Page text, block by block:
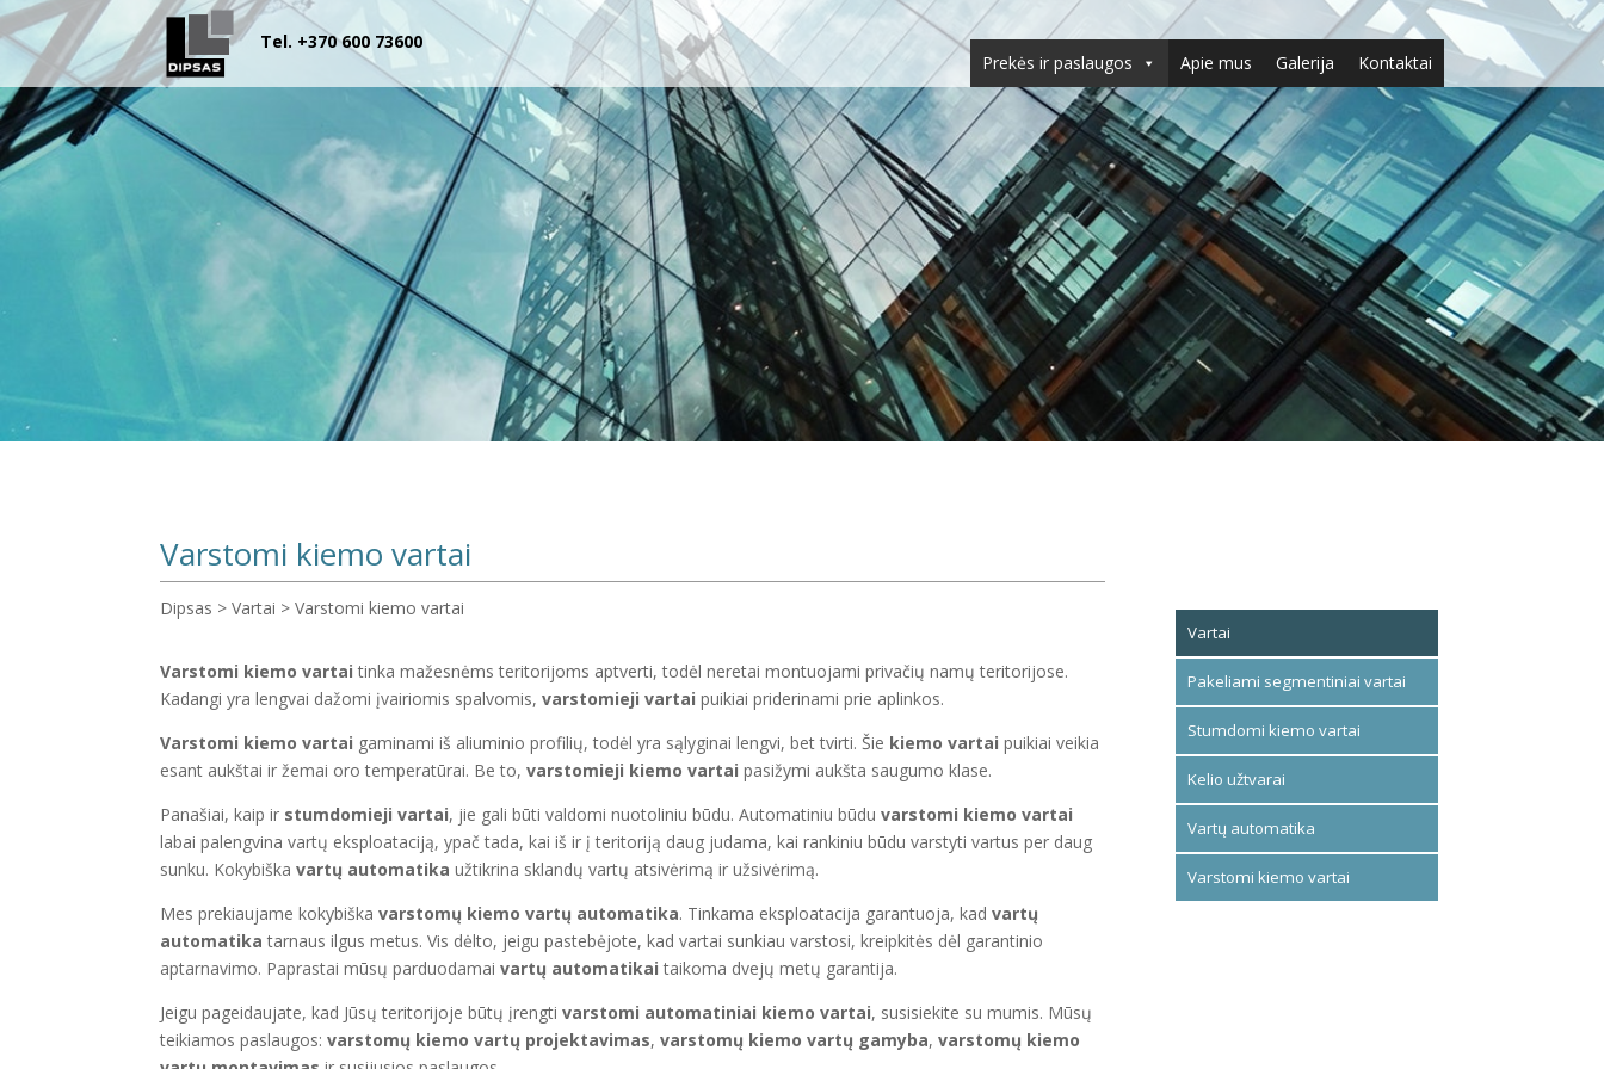
Tel. +370 600 73600
Prekės ir paslaugos
Apie mus Galerija Kontaktai
Varstomi kiemo vartai
Dipsas >Vartai >Varstomi kiemo vartai
Varstomi kiemo vartaitinka mažesnėms teritorijoms aptverti, todėl neretai montuojami privačių namų teritorijose.
Kadangi yra lengvai dažomi įvairiomis spalvomis, varstomieji vartai puikiai priderinami prie aplinkos.
Varstomi kiemo vartai gaminami iš aliuminio profilių, todėl yra sąlyginai lengvi, bet tvirti. Šie kiemo vartai puikiai veikia
esant aukštai ir žemai oro temperatūrai. Be to,varstomieji kiemo vartai pasižymi aukšta saugumo klase.
Panašiai, kaip ir stumdomieji vartai, jie gali būti valdomi nuotoliniu būdu. Automatiniu būduvarstomi kiemo vartai
labai palengvina vartų eksploataciją, ypač tada, kai iš ir į teritoriją daug judama, kai rankiniu būdu varstyti vartus per daug
sunku. Kokybiškavartų automatika užtikrina sklandų vartų atsivėrimą ir užsivėrimą.
Mes prekiaujame kokybiškavarstomų kiemo vartų automatika. Tinkama eksploatacija garantuoja, kadvartų
automatika tarnaus ilgus metus. Vis dėlto, jeigu pastebėjote, kad vartai sunkiau varstosi, kreipkitės dėl garantinio
aptarnavimo. Paprastai mūsų parduodamaivartų automatikai taikoma dvejų metų garantija.
Jeigu pageidaujate, kad Jūsų teritorijoje būtų įrengtivarstomi automatiniai kiemo vartai, susisiekite su mumis. Mūsų
teikiamos paslaugos:varstomų kiemo vartų projektavimas,varstomų kiemo vartų gamyba,varstomų kiemo
Vartai
Pakeliami segmentiniai vartai
Stumdomi kiemo vartai
Kelio užtvarai
Vartų automatika
Varstomi kiemo vartai